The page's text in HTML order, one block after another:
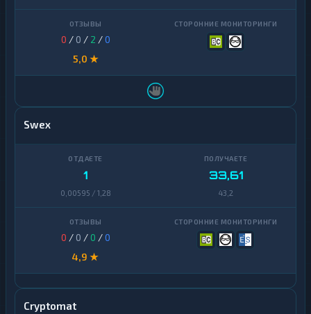
0 / 0 / 2 /0
5,0 ★
Swex
1
0,00595 / 1,28
33,61
43,2
0 / 0 /0 /0
4,9 ★
Cryptomat